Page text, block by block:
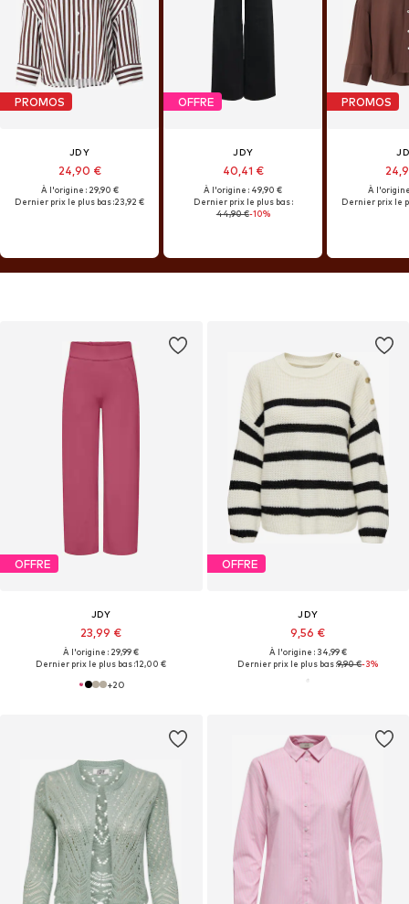
PROMOS
JDY
24,90 €
À l'origine : 29,90 €
Dernier prix le plus bas :23,92 €
OFFRE
JDY
40,41 €
À l'origine : 49,90 €
Dernier prix le plus bas :
44,90 €-10%
PROMOS
À
Dernier prix le
OFFRE
JDY
23,99 €
À l'origine : 29,99 €
Dernier prix le plus bas :12,00 €
+20
OFFRE
JDY
9,56 €
À l'origine : 34,99 €
Dernier prix le plus bas :9,90 €-3%